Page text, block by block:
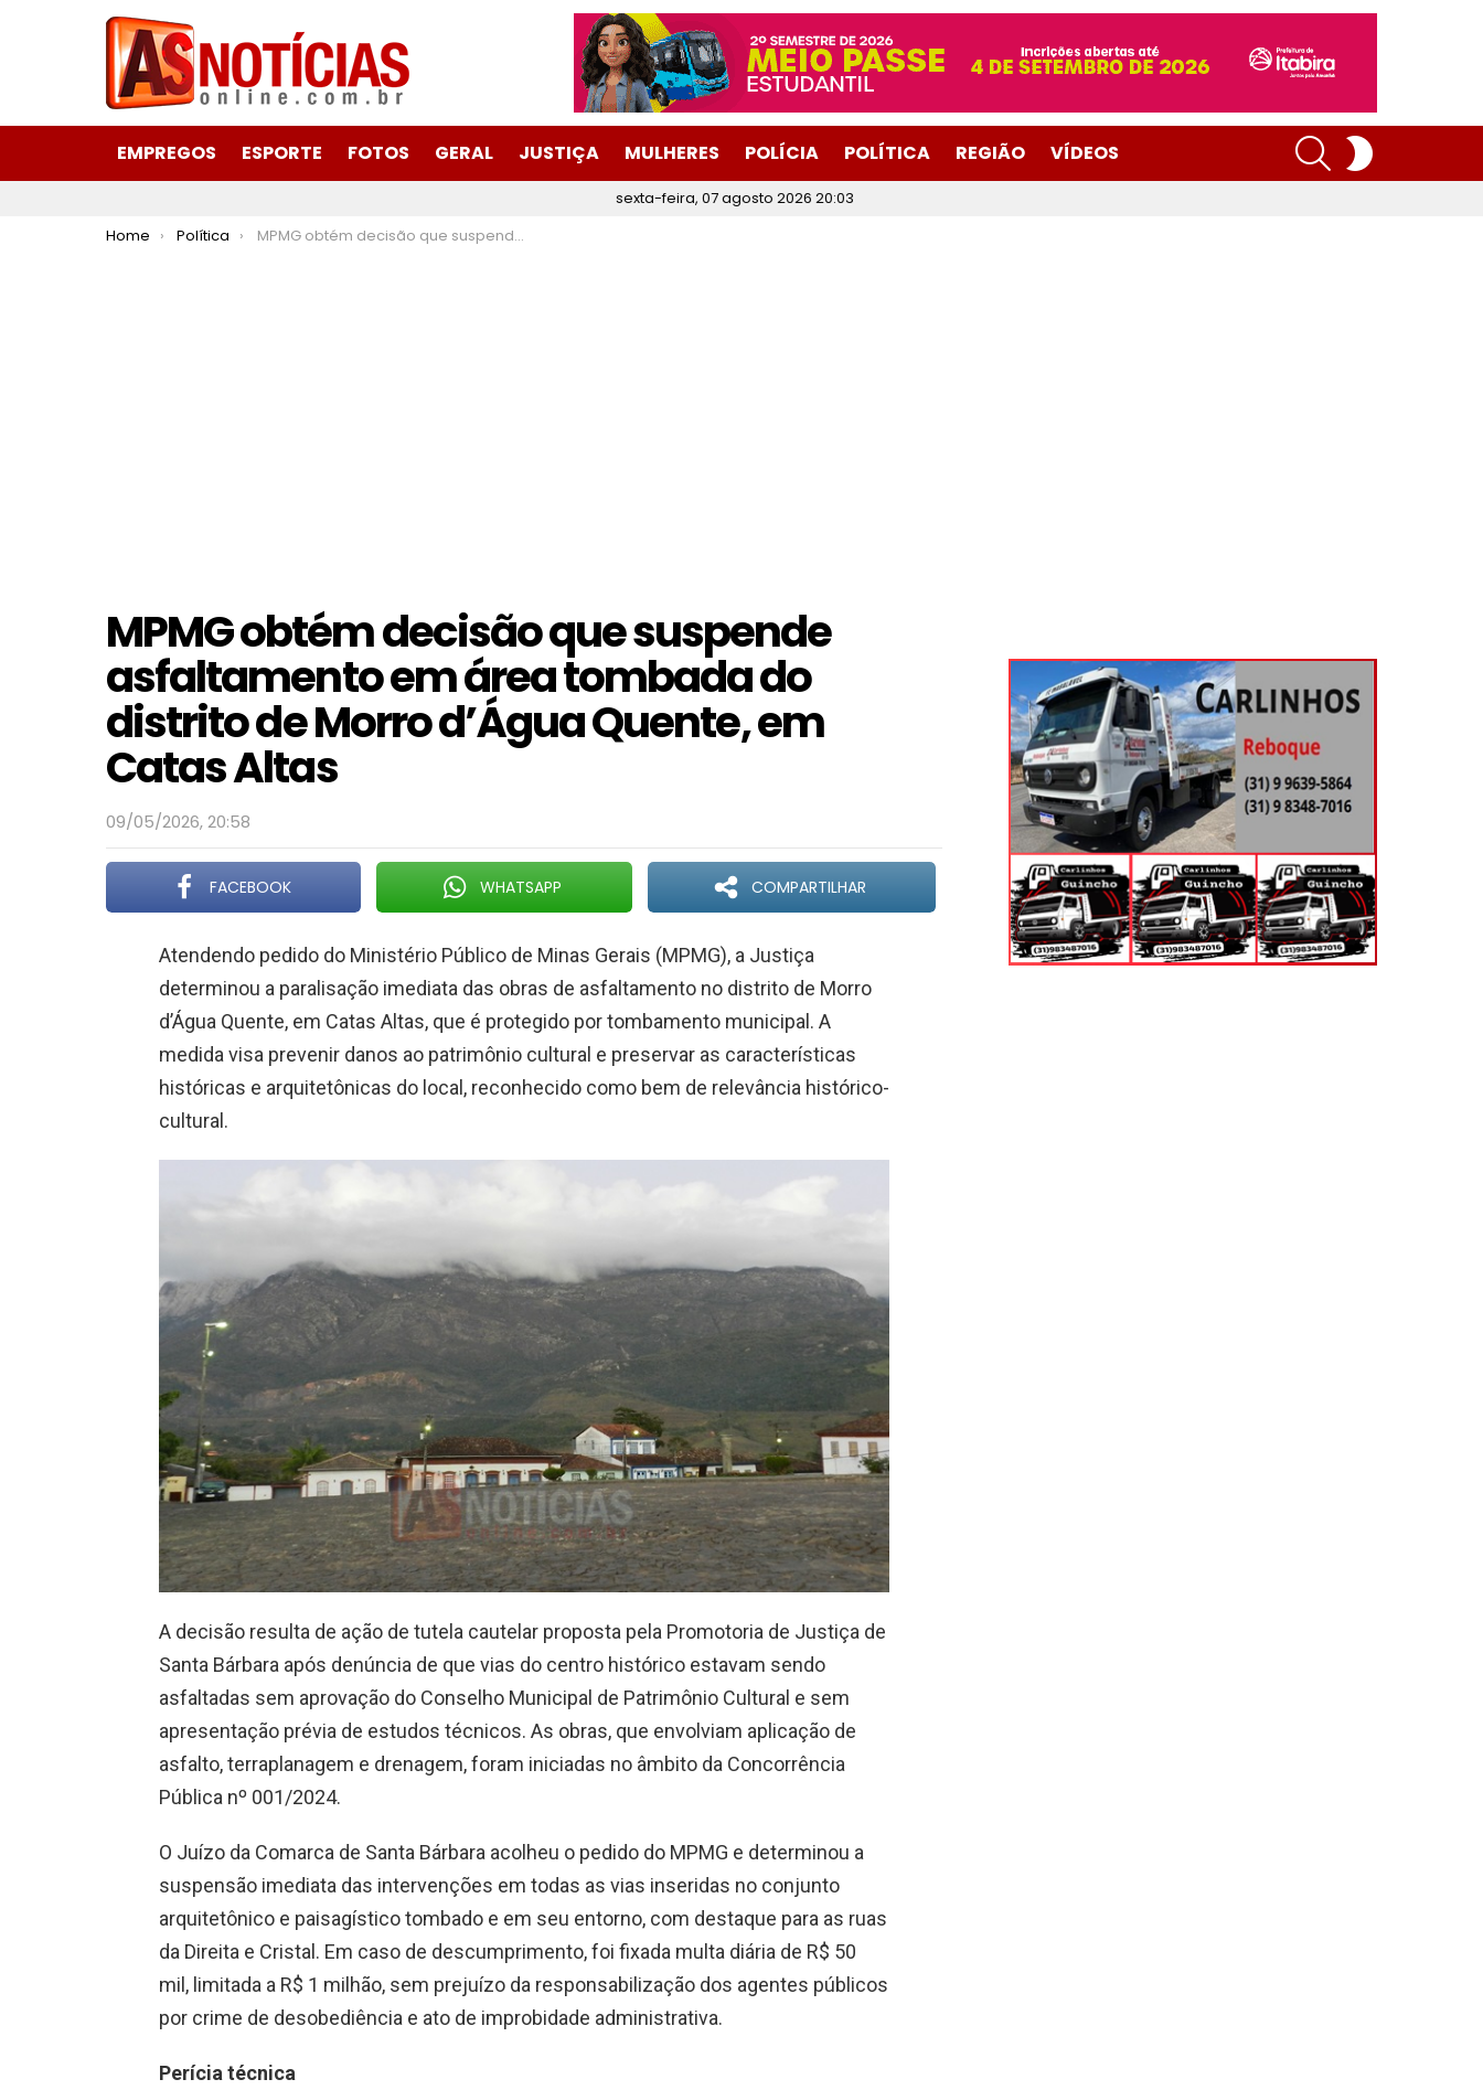
EMPREGOS ESPORTE FOTOS GERAL JUSTIÇA MULHERES POLÍCIA POLÍTICA REGIÃO VÍDEOS
SEARCH
sexta-feira, 07 agosto 2026 20:03
You are here:
Home Política MPMG obtém decisão que suspende asfaltamento em área tombada do distrito de Morro d’Água Quente, em Catas Altas
MPMG obtém decisão que suspende
asfaltamento em área tombada do
distrito de Morro d’Água Quente, em
Catas Altas
09/05/2026, 20:58
FACEBOOK WHATSAPP COMPARTILHAR
Atendendo pedido do Ministério Público de Minas Gerais (MPMG), a Justiça
determinou a paralisação imediata das obras de asfaltamento no distrito de Morro
d’Água Quente, em Catas Altas, que é protegido por tombamento municipal. A
medida visa prevenir danos ao patrimônio cultural e preservar as características
históricas e arquitetônicas do local, reconhecido como bem de relevância histórico-
cultural.
A decisão resulta de ação de tutela cautelar proposta pela Promotoria de Justiça de
Santa Bárbara após denúncia de que vias do centro histórico estavam sendo
asfaltadas sem aprovação do Conselho Municipal de Patrimônio Cultural e sem
apresentação prévia de estudos técnicos. As obras, que envolviam aplicação de
asfalto, terraplanagem e drenagem, foram iniciadas no âmbito da Concorrência
Pública nº 001/2024.
O Juízo da Comarca de Santa Bárbara acolheu o pedido do MPMG e determinou a
suspensão imediata das intervenções em todas as vias inseridas no conjunto
arquitetônico e paisagístico tombado e em seu entorno, com destaque para as ruas
da Direita e Cristal. Em caso de descumprimento, foi fixada multa diária de R$ 50
mil, limitada a R$ 1 milhão, sem prejuízo da responsabilização dos agentes públicos
por crime de desobediência e ato de improbidade administrativa.
Perícia técnica